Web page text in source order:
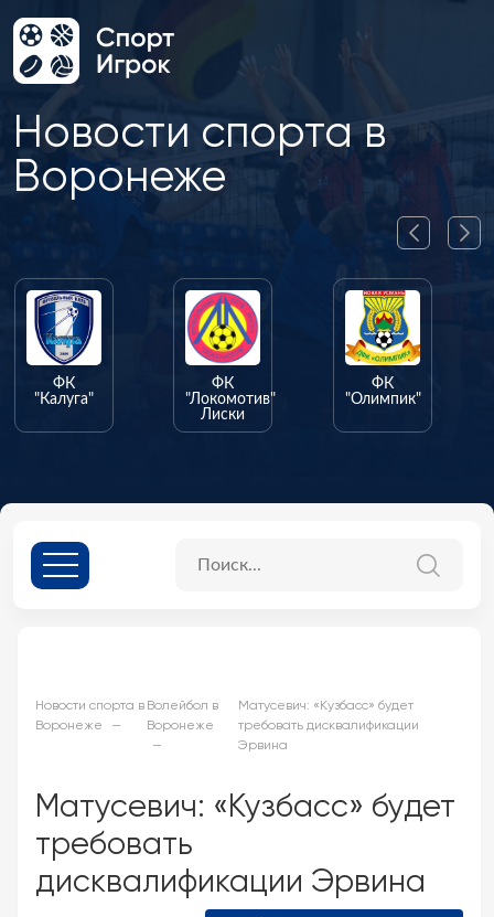
Новости спорта в
Воронеже
ФК
"Калуга"
ФК
"Локомотив"
Лиски
ФК
"Олимпик"
Новости спорта в
Воронеже
Волейбол в
Воронеже
Матусевич: «Кузбасс» будет
требовать дисквалификации
Эрвина
Матусевич: «Кузбасс» будет
требовать
дисквалификации Эрвина